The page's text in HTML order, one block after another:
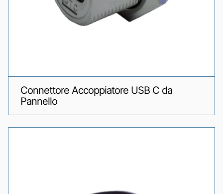
Connettore Accoppiatore USB C da
Pannello